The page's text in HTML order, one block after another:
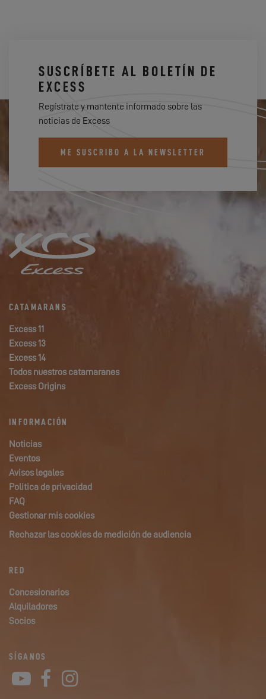
SUSCRÍBETE AL BOLETÍN DE
EXCESS
Regístrate y mantente informado sobre las
noticias de Excess
ME SUSCRIBO A LA NEWSLETTER
CATAMARANS
Excess 11
Excess 13
Excess 14
Todos nuestros catamaranes
Excess Origins
INFORMACIÓN
Noticias
Eventos
Avisos legales
Politica de privacidad
FAQ
Gestionar mis cookies
Rechazar las cookies de medición de audiencia
RED
Concesionarios
Alquiladores
Socios
SÍGANOS
YouTube
Facebook
Instagram